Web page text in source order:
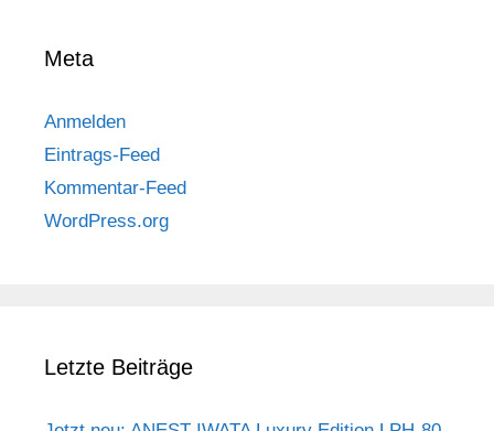
Meta
Anmelden
Eintrags-Feed
Kommentar-Feed
WordPress.org
Letzte Beiträge